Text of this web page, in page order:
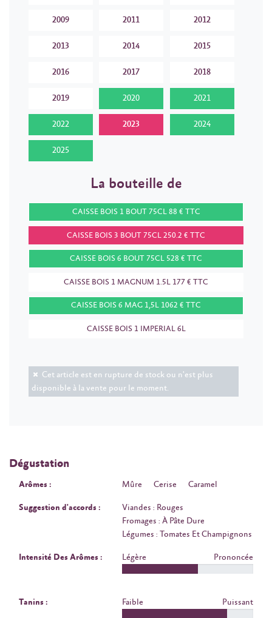
2009 2011 2012
2013 2014 2015
2016 2017 2018
2019 2020 2021
2022 2023 2024
2025
La bouteille de
CAISSE BOIS 1 BOUT 75CL 88 € TTC
CAISSE BOIS 3 BOUT 75CL 250.2 € TTC
CAISSE BOIS 6 BOUT 75CL 528 € TTC
CAISSE BOIS 1 MAGNUM 1.5L 177 € TTC
CAISSE BOIS 6 MAG 1,5L 1062 € TTC
CAISSE BOIS 1 IMPERIAL 6L
Cet article est en rupture de stock ou n'est plus
disponible à la vente pour le moment.
Dégustation
Arômes : Mûre Cerise Caramel
Suggestion d'accords :
Viandes : Rouges
Fromages : À Pâte Dure
Légumes : Tomates Et Champignons
Intensité Des Arômes : Légère Prononcée
Tanins : Faible Puissant